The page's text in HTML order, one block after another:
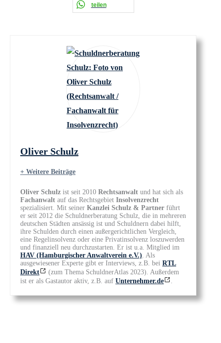
teilen
Oliver Schulz
+ Weitere Beiträge
Oliver Schulz ist seit 2010 Rechtsanwalt und hat sich als
Fachanwalt auf das Rechtsgebiet Insolvenzrecht
spezialisiert. Mit seiner Kanzlei Schulz & Partner führt
er seit 2012 die Schuldnerberatung Schulz, die in mehreren
deutschen Städten ansässig ist und Schuldnern dabei hilft,
ihre Schulden durch einen außergerichtlichen Vergleich,
eine Regelinsolvenz oder eine Privatinsolvenz loszuwerden
und finanziell neu durchzustarten. Er ist u.a. Mitglied im
HAV (Hamburgischer Anwaltverein e.V.). Als
ausgewiesener Experte gibt er Interviews, z.B. bei RTL
Direkt
(zum Thema SchuldnerAtlas 2023). Außerdem
ist er als Gastautor aktiv, z.B. auf Unternehmer.de .